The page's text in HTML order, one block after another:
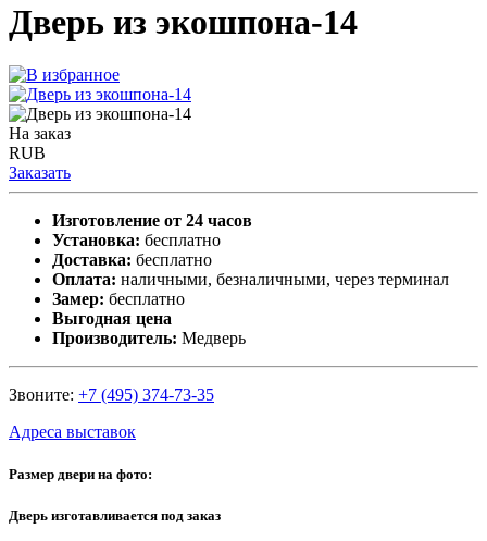
Дверь из экошпона-14
На заказ
RUB
Заказать
Изготовление от 24 часов
Установка: бесплатно
Доставка: бесплатно
Оплата: наличными, безналичными, через терминал
Замер: бесплатно
Выгодная цена
Производитель: Медверь
Звоните: +7 (495) 374-73-35
Адреса выставок
Размер двери на фото:
Дверь изготавливается под заказ